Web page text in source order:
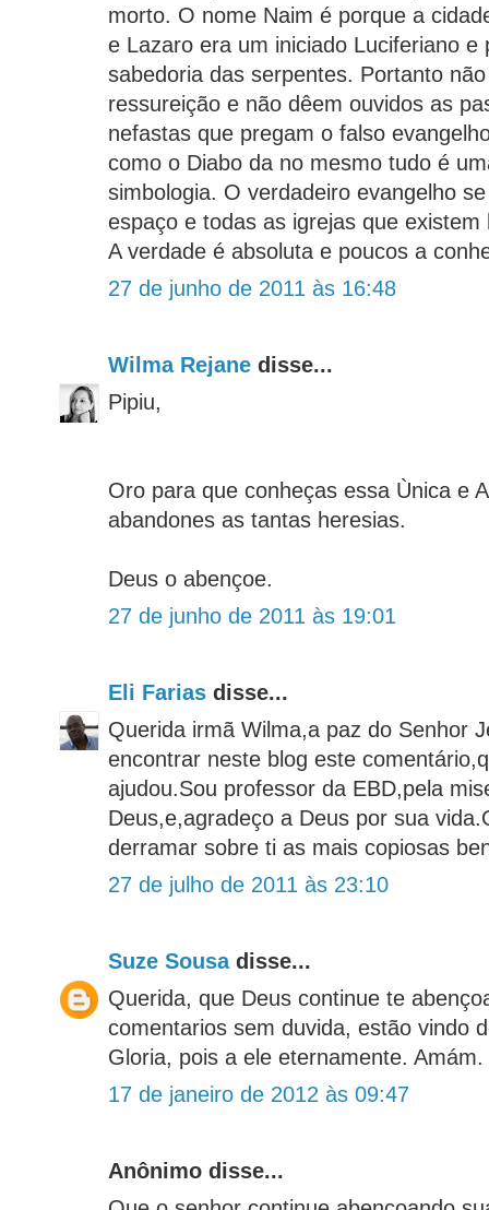
morto. O nome Naim é porque a
e Lazaro era um iniciado Luciferiano e
sabedoria das serpentes. Portanto
ressureição e não dêem ouvidos as
nefastas que pregam o falso
como o Diabo da no mesmo tudo é
simbologia. O verdadeiro evangelho
espaço e todas as igrejas que
A verdade é absoluta e poucos a
27 de junho de 2011 às 16:48
Wilma Rejane disse...
Pipiu,
Oro para que conheças essa Ùnica e
abandones as tantas heresias.
Deus o abençoe.
27 de junho de 2011 às 19:01
Eli Farias disse...
Querida irmã Wilma,a paz do Senhor
encontrar neste blog este
ajudou.Sou professor da EBD,pela
Deus,e,agradeço a Deus por sua
derramar sobre ti as mais copiosas
27 de julho de 2011 às 23:10
Suze Sousadisse...
Querida, que Deus continue te
comentarios sem duvida, estão vindo
Gloria, pois a ele eternamente. Amám.
17 de janeiro de 2012 às 09:47
Anônimo disse...